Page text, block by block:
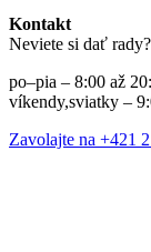
Kontakt
Neviete si dať
po–pia – 8:00 až
víkendy,sviatky –
Zavolajte na +421